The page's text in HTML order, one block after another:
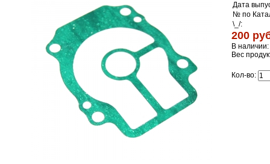
Дата
№ по
\_/:
200
В
Вес
Кол-во: